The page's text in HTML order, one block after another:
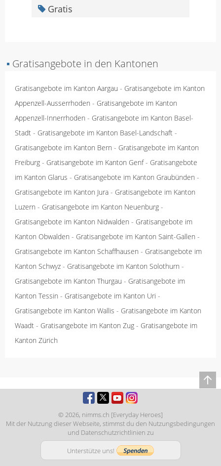
Gratis
▪ Gratisangebote in den Kantonen
Gratisangebote im Kanton Aargau - Gratisangebote im Kanton
Appenzell-Ausserrhoden - Gratisangebote im Kanton
Appenzell-Innerrhoden - Gratisangebote im Kanton Basel-
Stadt - Gratisangebote im Kanton Basel-Landschaft -
Gratisangebote im Kanton Bern - Gratisangebote im Kanton
Freiburg - Gratisangebote im Kanton Genf- Gratisangebote
im Kanton Glarus - Gratisangebote im Kanton Graubünden -
Gratisangebote im Kanton Jura - Gratisangebote im Kanton
Luzern - Gratisangebote im Kanton Neuenburg -
Gratisangebote im Kanton Nidwalden - Gratisangebote im
Kanton Obwalden - Gratisangebote im Kanton Saint-Gallen -
Gratisangebote im Kanton Schaffhausen - Gratisangebote im
Kanton Schwyz - Gratisangebote im Kanton Solothurn -
Gratisangebote im Kanton Thurgau - Gratisangebote im
Kanton Tessin - Gratisangebote im Kanton Uri -
Gratisangebote im Kanton Wallis - Gratisangebote im Kanton
Waadt - Gratisangebote im Kanton Zug - Gratisangebote im
Kanton Zürich
© 2026, nimms.ch [Everyday Heroes]
Mit der Nutzung dieser Webseite, stimmst du den Nutzungsbedingungen
und Datenschutzrichtlinien zu
Unterstütze uns!